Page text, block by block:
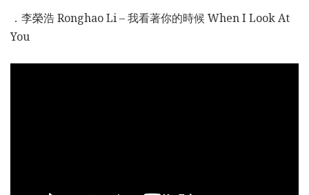
．李榮浩 Ronghao Li – 我看著你的時候 When I Look At
You